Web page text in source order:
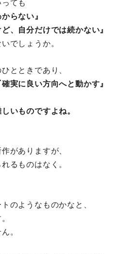
ても
らない』
、自分だけでは続かない』
でしょうか。
とときであり、
実に良い方向へと動かす』
いものですよね。
がありますが、
るものはなく。
のようなものかなと、
。